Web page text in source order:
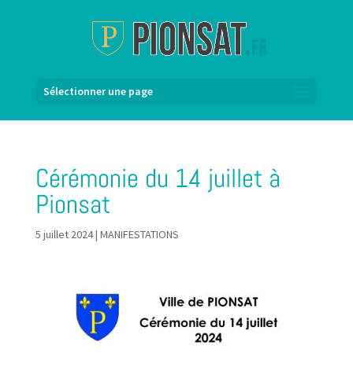
Sélectionner une page
Cérémonie du 14 juillet à
Pionsat
5 juillet 2024| MANIFESTATIONS